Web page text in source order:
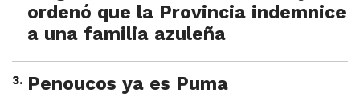
ordenó que la Provincia indemnice
a una familia azuleña
3. Penoucos ya es Puma